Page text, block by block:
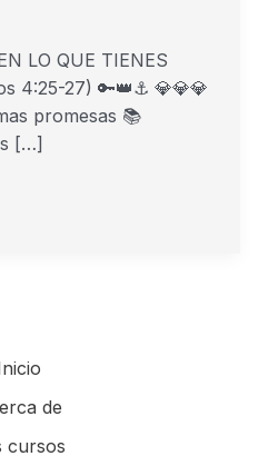
LO QUE TIENES
4:25-27) 🔑👑⚓ 💎💎💎
promesas 📚
[…]
de
cursos